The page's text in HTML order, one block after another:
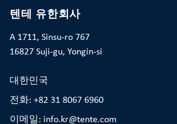
텐테 유한회사
A 1711, Sinsu-ro 767
16827 Suji-gu, Yongin-si
대한민국
전화: +82 31 8067 6960
이메일: info.kr@tente.com